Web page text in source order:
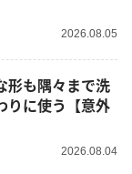
2026.08.05
形も隅々まで洗
りに使う【意外
2026.08.04